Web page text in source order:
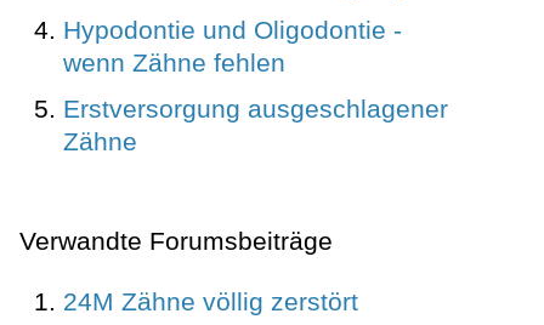
Hypodontie und Oligodontie -
wenn Zähne fehlen
Erstversorgung ausgeschlagener
Zähne
Verwandte Forumsbeiträge
24M Zähne völlig zerstört